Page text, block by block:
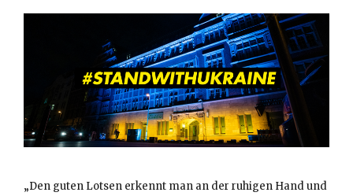
„Den guten Lotsen erkennt man an der ruhigen Hand und